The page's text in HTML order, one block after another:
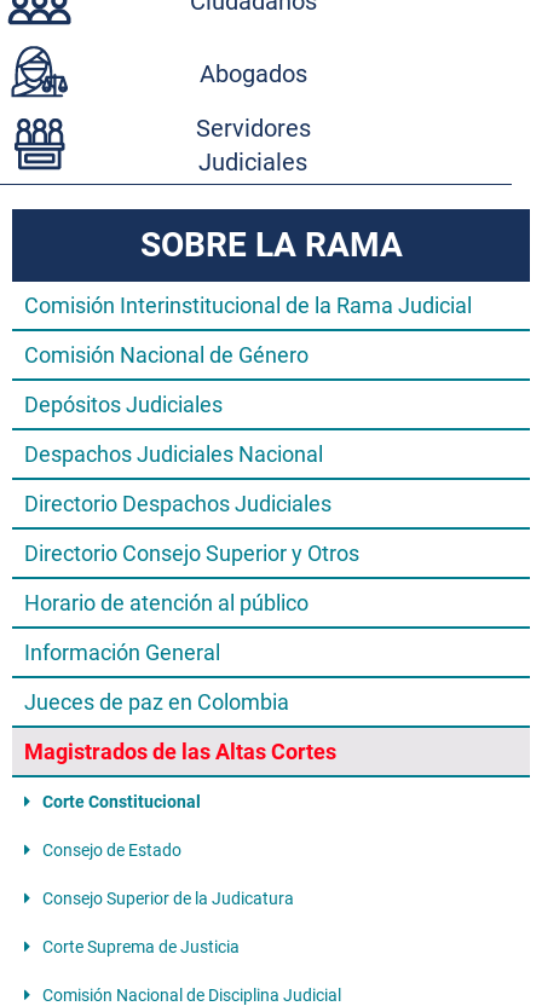
Abogados
Servidores
Judiciales
SOBRE LA RAMA
Comisión Interinstitucional de la Rama Judicial
Comisión Nacional de Género
Depósitos Judiciales
Despachos Judiciales Nacional
Directorio Despachos Judiciales
Directorio Consejo Superior y Otros
Horario de atención al público
Información General
Jueces de paz en Colombia
Magistrados de las Altas Cortes
Corte Constitucional
Consejo de Estado
Consejo Superior de la Judicatura
Corte Suprema de Justicia
Comisión Nacional de Disciplina Judicial